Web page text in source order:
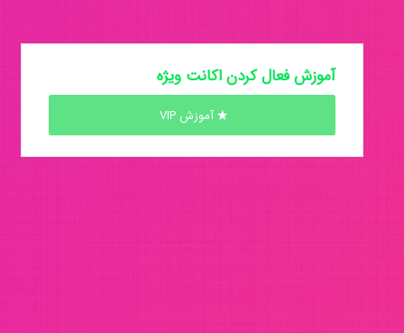
آموزش فعال کردن اکانت ویژه
آموزش VIP